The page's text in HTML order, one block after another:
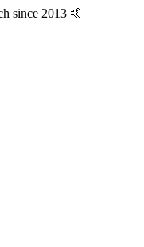
since 2013 🤙